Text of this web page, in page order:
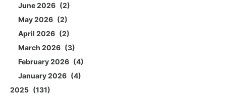
June 2026
2
May 2026
2
April 2026
2
March 2026
3
February 2026
4
January 2026
4
2025
131